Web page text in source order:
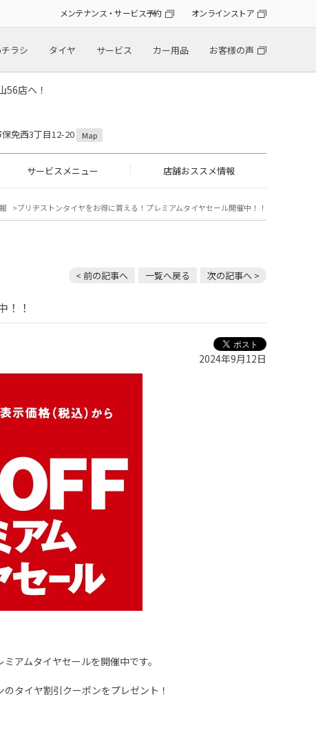
メンテナンス・サービス予約 オンラインストア
ラシ タイヤ サービス カー用品 お客様の声
56店へ！
免西3丁目12-20 Map
サービスメニュー 店舗おススメ情報
ブリヂストンタイヤをお得に買える！プレミアムタイヤセール開催中！！
< 前の記事へ 一覧へ戻る 次の記事へ >
！！
2024年9月12日
アムタイヤセールを開催中です。
タイヤ割引クーポンをプレゼント！